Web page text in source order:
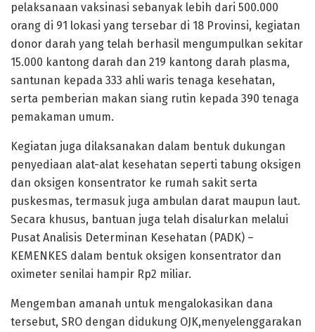
pelaksanaan vaksinasi sebanyak lebih dari 500.000
orang di 91 lokasi yang tersebar di 18 Provinsi, kegiatan
donor darah yang telah berhasil mengumpulkan sekitar
15.000 kantong darah dan 219 kantong darah plasma,
santunan kepada 333 ahli waris tenaga kesehatan,
serta pemberian makan siang rutin kepada 390 tenaga
pemakaman umum.
Kegiatan juga dilaksanakan dalam bentuk dukungan
penyediaan alat-alat kesehatan seperti tabung oksigen
dan oksigen konsentrator ke rumah sakit serta
puskesmas, termasuk juga ambulan darat maupun laut.
Secara khusus, bantuan juga telah disalurkan melalui
Pusat Analisis Determinan Kesehatan (PADK) –
KEMENKES dalam bentuk oksigen konsentrator dan
oximeter senilai hampir Rp2 miliar.
Mengemban amanah untuk mengalokasikan dana
tersebut, SRO dengan didukung OJK,menyelenggarakan